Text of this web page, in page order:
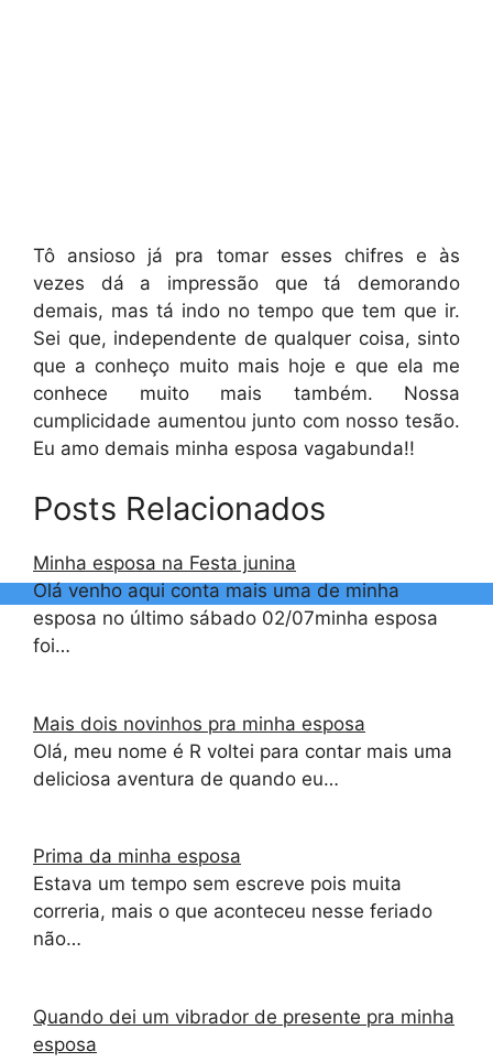
Tô ansioso já pra tomar esses chifres e às
vezes dá a impressão que tá demorando
demais, mas tá indo no tempo que tem que ir.
Sei que, independente de qualquer coisa, sinto
que a conheço muito mais hoje e que ela me
conhece muito mais também. Nossa
cumplicidade aumentou junto com nosso tesão.
Eu amo demais minha esposa vagabunda!!
Posts Relacionados
Minha esposa na Festa junina
Olá venho aqui conta mais uma de minha
esposa no último sábado 02/07minha esposa
foi…
Mais dois novinhos pra minha esposa
Olá, meu nome é R voltei para contar mais uma
deliciosa aventura de quando eu…
Prima da minha esposa
Estava um tempo sem escreve pois muita
correria, mais o que aconteceu nesse feriado
não…
Quando dei um vibrador de presente pra minha
esposa